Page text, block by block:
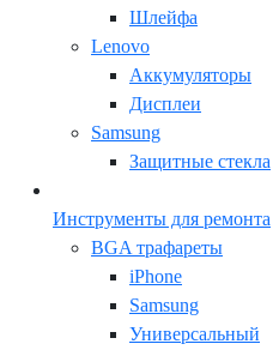
Шлейфа
Lenovo
Аккумуляторы
Дисплеи
Samsung
Защитные стекла
Инструменты для ремонта
BGA трафареты
iPhone
Samsung
Универсальный